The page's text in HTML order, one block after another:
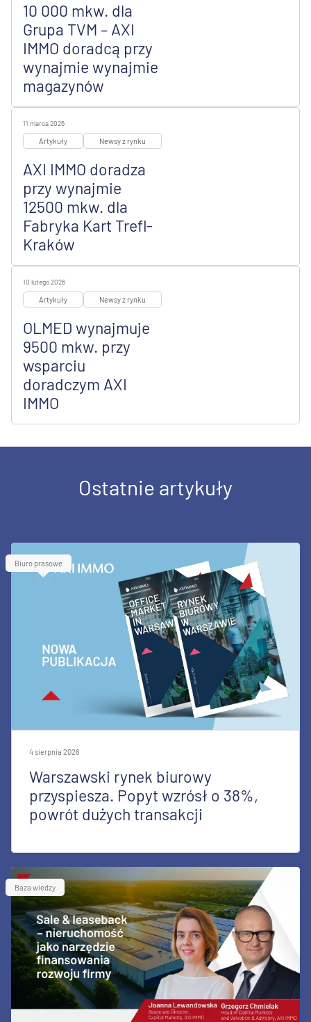
10 000 mkw. dla
Grupa TVM – AXI
IMMO doradcą przy
wynajmie wynajmie
magazynów
11 marca 2026
Artykuły Newsy z rynku
AXI IMMO doradza
przy wynajmie
12500 mkw. dla
Fabryka Kart Trefl-
Kraków
10 lutego 2026
Artykuły Newsy z rynku
OLMED wynajmuje
9500 mkw. przy
wsparciu
doradczym AXI
IMMO
Ostatnie artykuły
Biuro prasowe
4 sierpnia 2026
Warszawski rynek biurowy
przyspiesza. Popyt wzrósł o 38%,
powrót dużych transakcji
Baza wiedzy